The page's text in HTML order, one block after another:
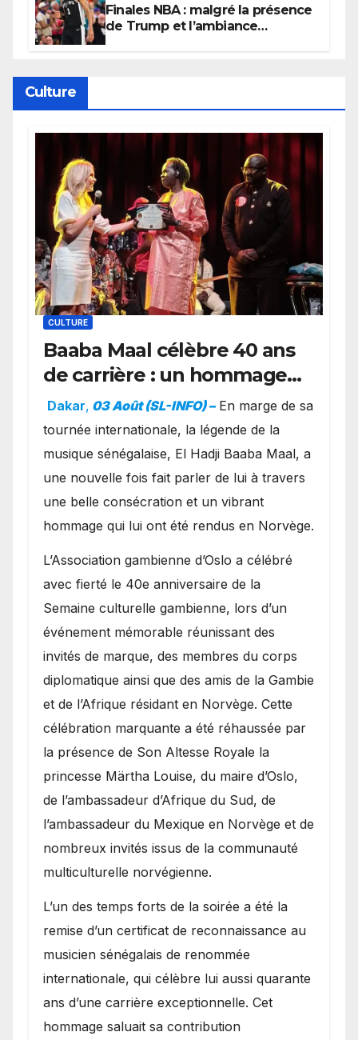
Finales NBA : malgré la présence
de Trump et l’ambiance
Culture
CULTURE
Baaba Maal célèbre 40 ans
de carrière : un hommage
exceptionnel à Oslo en
présence de la famille
royale.
Dakar, 03 Août (SL-INFO) – ​En marge de sa
tournée internationale, la légende de la
musique sénégalaise, El Hadji Baaba Maal, a
une nouvelle fois fait parler de lui à travers
une belle consécration et un vibrant
hommage qui lui ont été rendus en Norvège.
​L’Association gambienne d’Oslo a célébré
avec fierté le 40e anniversaire de la
Semaine culturelle gambienne, lors d’un
événement mémorable réunissant des
invités de marque, des membres du corps
diplomatique ainsi que des amis de la Gambie
et de l’Afrique résidant en Norvège. Cette
célébration marquante a été réhaussée par
la présence de Son Altesse Royale la
princesse Märtha Louise, du maire d’Oslo,
de l’ambassadeur d’Afrique du Sud, de
l’ambassadeur du Mexique en Norvège et de
nombreux invités issus de la communauté
multiculturelle norvégienne.
​L’un des temps forts de la soirée a été la
remise d’un certificat de reconnaissance au
musicien sénégalais de renommée
internationale, qui célèbre lui aussi quarante
ans d’une carrière exceptionnelle. Cet
hommage saluait sa contribution